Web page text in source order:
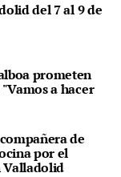
del 7 al 9 de
prometen
a hacer
de
por el
Valladolid